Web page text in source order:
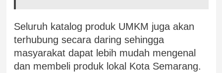
Seluruh katalog produk UMKM juga akan
terhubung secara daring sehingga
masyarakat dapat lebih mudah mengenal
dan membeli produk lokal Kota Semarang.